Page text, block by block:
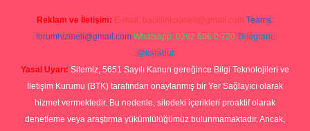
Reklam ve İletişim: E-mail: backlinkpaneli@gmail.com Teams:
forumhizmeti@gmail.com Whatsapp: 0262 606 0 726 Telegram:
@karabul
Yasal Uyarı: Sitemiz, 5651 Sayılı Kanun gereğince Bilgi Teknolojileri ve
İletişim Kurumu (BTK) tarafından onaylanmış bir Yer Sağlayıcı olarak
hizmet vermektedir. Bu nedenle, sitedeki içerikleri proaktif olarak
denetleme veya araştırma yükümlülüğümüz bulunmamaktadır. Ancak,